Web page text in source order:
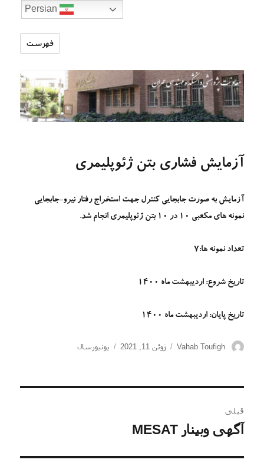
تارنمای
پژوهشی
دانشکده
مهندسی
فهرست
آزمایش فشاری بتن ژئوپلیمری
آزمایش به صورت جابجایی کنترل جهت استخراج رفتار نیرو-جابجایی
نمونه های مکعبی 10 در 10 بتن ژئوپلیمری انجام شد.
تعداد نمونه ها:7
تاریخ شروع: اردیبهشت ماه 1400
تاریخ پایان: اردیبهشت ماه 1400
نویسنده
Vahab Toufigh
ارسال
ژوئن 11, 2021 دسته‌ها
یونیورسال
نوشته
قبلی
نوشته
آگهی وبینار MESAT